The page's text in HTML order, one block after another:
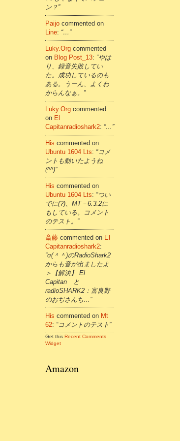
ン？”
Paijo commented on
Line: “…”
Luky.org commented
on Blog Post_13: “やは
り、録音失敗してい
た。成功しているのも
ある。うーん、よくわ
からんなぁ。”
Luky.org commented
on El
Capitanradioshark2: “…”
His commented on
Ubuntu 1604 Lts: “コメ
ントも動いたようね
(^^)”
His commented on
Ubuntu 1604 Lts: “つい
でに(?)、MT－6.3.2に
もしている。コメント
のテスト。”
斎藤 commented on El
Capitanradioshark2:
“σ(＾＾)のRadioShark2
からも音が出ましたよ
＞【解決】 El
Capitan と
radioSHARK2：富良野
のおぢさんち…”
His commented on Mt
62: “コメントのテスト”
Get this Recent Comments
Widget
Amazon